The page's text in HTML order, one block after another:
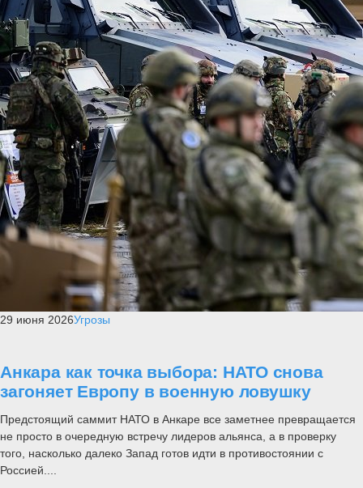
29 июня 2026Угрозы
Анкара как точка выбора: НАТО снова
загоняет Европу в военную ловушку
Предстоящий саммит НАТО в Анкаре все заметнее превращается
не просто в очередную встречу лидеров альянса, а в проверку
того, насколько далеко Запад готов идти в противостоянии с
Россией....